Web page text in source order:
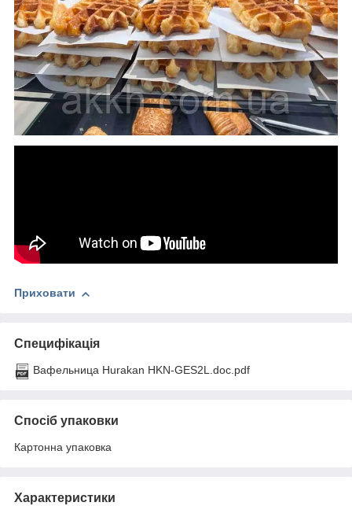
Приховати
Специфікація
Вафельница Hurakan HKN-GES2L.doc.pdf
Спосіб упаковки
Картонна упаковка
Характеристики